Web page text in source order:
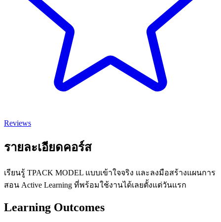
Reviews
รายละเอียดคอร์ส
เรียนรู้ TPACK MODEL แบบเข้าใจจริง และลงมือสร้างแผนการ
สอน Active Learning ที่พร้อมใช้งานได้เลยตั้งแต่วันแรก
Learning Outcomes